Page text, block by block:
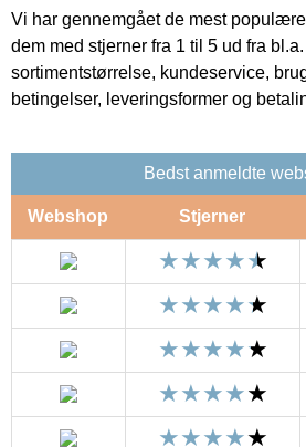
Vi har gennemgået de mest
dem med stjerner fra 1 til 5 ud fra
sortimentstørrelse, kundeservice,
betingelser, leveringsformer og
Bedst anmeldte
Webshop Stjerner